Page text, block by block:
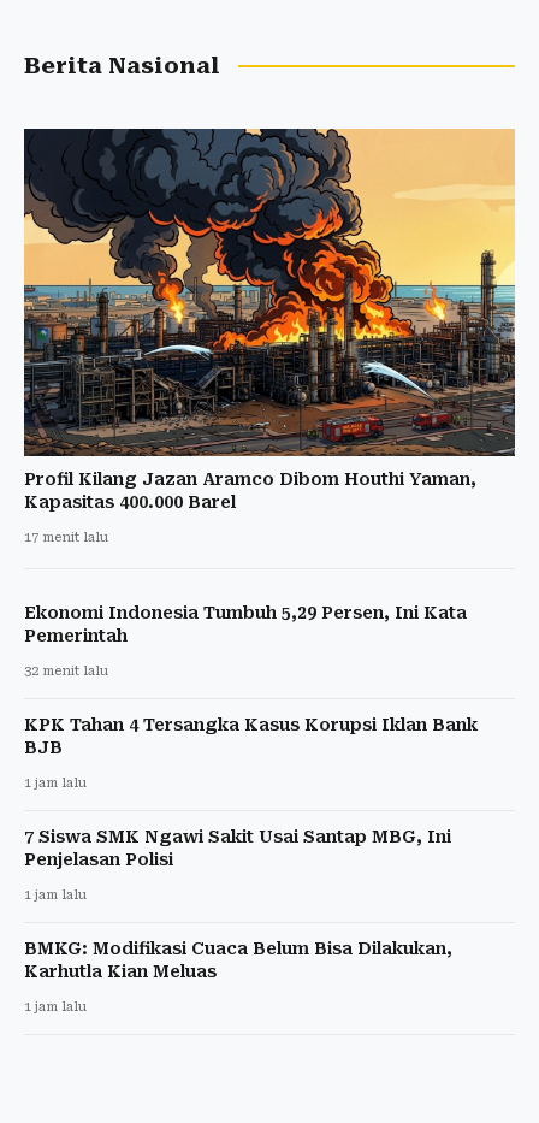
Berita Nasional
Profil Kilang Jazan Aramco Dibom Houthi Yaman,
Kapasitas 400.000 Barel
17 menit lalu
Ekonomi Indonesia Tumbuh 5,29 Persen, Ini Kata
Pemerintah
32 menit lalu
KPK Tahan 4 Tersangka Kasus Korupsi Iklan Bank
BJB
1 jam lalu
7 Siswa SMK Ngawi Sakit Usai Santap MBG, Ini
Penjelasan Polisi
1 jam lalu
BMKG: Modifikasi Cuaca Belum Bisa Dilakukan,
Karhutla Kian Meluas
1 jam lalu